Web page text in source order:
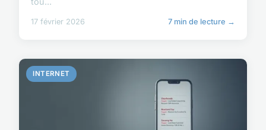
17 février 2026 7 min de lecture →
INTERNET